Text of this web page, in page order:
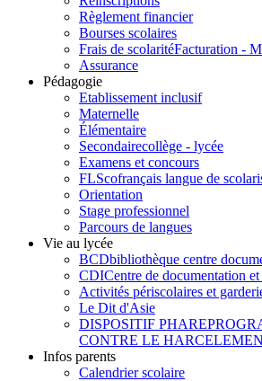
Règlement financier
Bourses scolaires
Frais de scolaritéFacturation -
Assurance
Pédagogie
Etablissement inclusif
Maternelle
Élémentaire
Secondairecollège - lycée
Examens et concours
FLScofrançais langue de
Orientation
Stage professionnel
Parcours de langues
Vie au lycée
BCDbibliothèque centre
CDICentre de documentation
Activités périscolaires et
Le Dit d'Asie
DISPOSITIF PHARE
CONTRE LE
Infos parents
Calendrier scolaire